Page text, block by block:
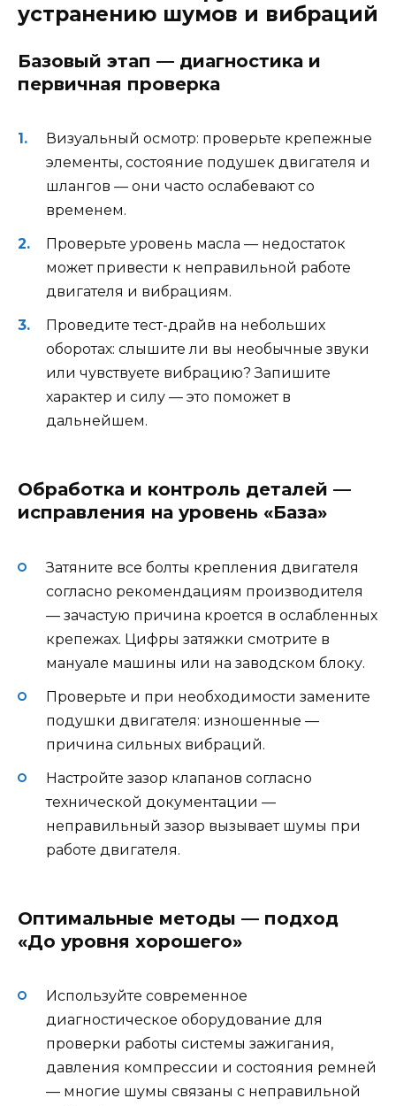
устранению шумов и вибраций
Базовый этап — диагностика и
первичная проверка
Визуальный осмотр: проверьте крепежные
элементы, состояние подушек двигателя и
шлангов — они часто ослабевают со
временем.
Проверьте уровень масла — недостаток
может привести к неправильной работе
двигателя и вибрациям.
Проведите тест-драйв на небольших
оборотах: слышите ли вы необычные звуки
или чувствуете вибрацию? Запишите
характер и силу — это поможет в
дальнейшем.
Обработка и контроль деталей —
исправления на уровень «База»
Затяните все болты крепления двигателя
согласно рекомендациям производителя
— зачастую причина кроется в ослабленных
крепежах. Цифры затяжки смотрите в
мануале машины или на заводском блоку.
Проверьте и при необходимости замените
подушки двигателя: изношенные —
причина сильных вибраций.
Настройте зазор клапанов согласно
технической документации —
неправильный зазор вызывает шумы при
работе двигателя.
Оптимальные методы — подход
«До уровня хорошего»
Используйте современное
диагностическое оборудование для
проверки работы системы зажигания,
давления компрессии и состояния ремней
— многие шумы связаны с неправильной